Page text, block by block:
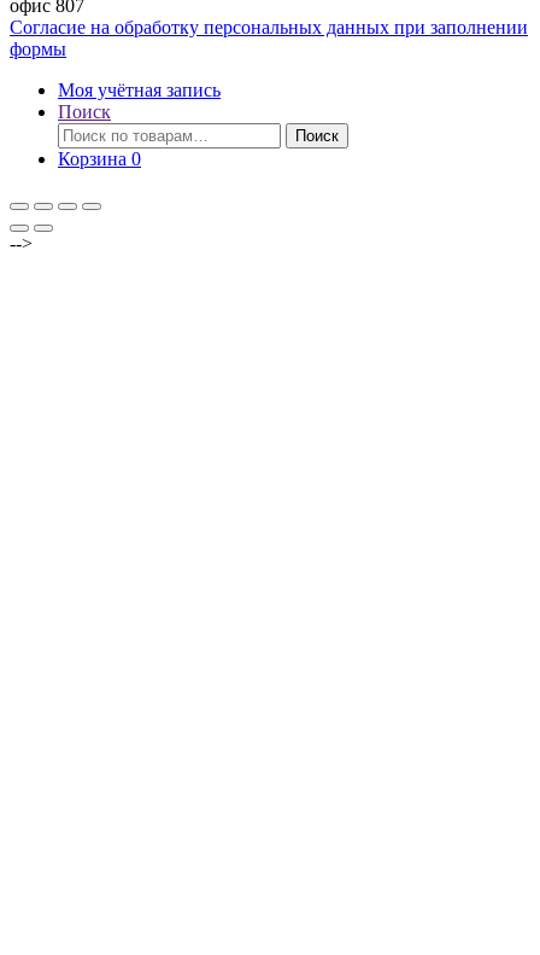
офис 807
Согласие на обработку персональных данных при заполнении
формы
Моя учётная запись
Поиск
Искать:
Поиск
Корзина 0
-->